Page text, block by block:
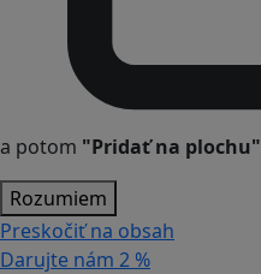
a potom "Pridať na plochu"
Rozumiem
Preskočiť na obsah
Darujte nám 2 %